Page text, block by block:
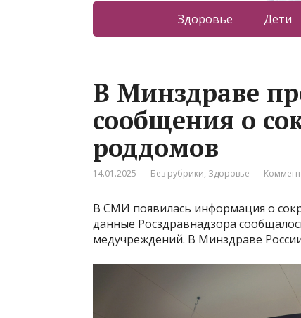
Здоровье Дети
В Минздраве
сообщения о
роддомов
14.01.2025 Без рубрики, Здоровье
В СМИ появилась информация о
данные Росздравнадзора
медучреждений. В Минздраве